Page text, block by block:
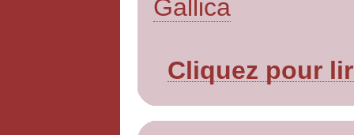
Gallica
Cliquez pour